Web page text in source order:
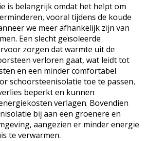
is belangrijk omdat het helpt om
vooral tijdens de koude
we meer afhankelijk zijn van
Een slecht geïsoleerde
zorgen dat warmte uit de
verloren gaat, wat leidt tot
en een minder comfortabel
schoorsteenisolatie toe te passen,
beperkt en kunnen
verlagen. Bovendien
bij aan een groenere en
aangezien er minder energie
te verwarmen.